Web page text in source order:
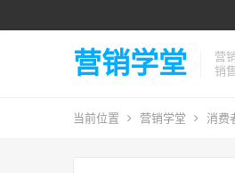
营销学堂
营
销
当前位置 营销学堂 消费